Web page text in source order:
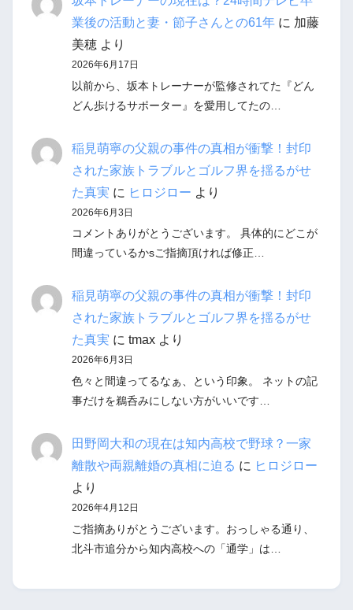
業後の活動と妻・節子さんとの61年に 加藤
美穂より
2026年6月17日
以前から、坂本トレーナーが監修されてた『どん
どん歩けるサポーター』を愛用してたの…
稲見萌寧の父親の事件の真相が衝撃！封印
された家族トラブルとゴルフ界を揺るがせ
た真実 に ヒロジロー より
2026年6月3日
コメントありがとうございます。 具体的にどこが
間違っているかsご指摘頂ければ修正…
稲見萌寧の父親の事件の真相が衝撃！封印
された家族トラブルとゴルフ界を揺るがせ
た真実 に tmaxより
2026年6月3日
色々と間違ってるなぁ、という印象。 ネットの記
事だけを鵜呑みにしない方がいいです…
田野岡大和の現在は知内高校で野球？一家
離散や両親離婚の真相に迫る に ヒロジロー
より
2026年4月12日
ご指摘ありがとうございます。おっしゃる通り、
北斗市追分から知内高校への「通学」は…